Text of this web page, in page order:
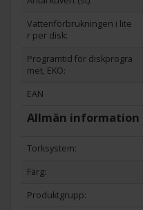
Vattenförbrukningen i lite
r per disk:
Programtid för diskprogra
met, EKO:
EAN
Allmän information
Torksystem:
Färg:
Produktgrupp: